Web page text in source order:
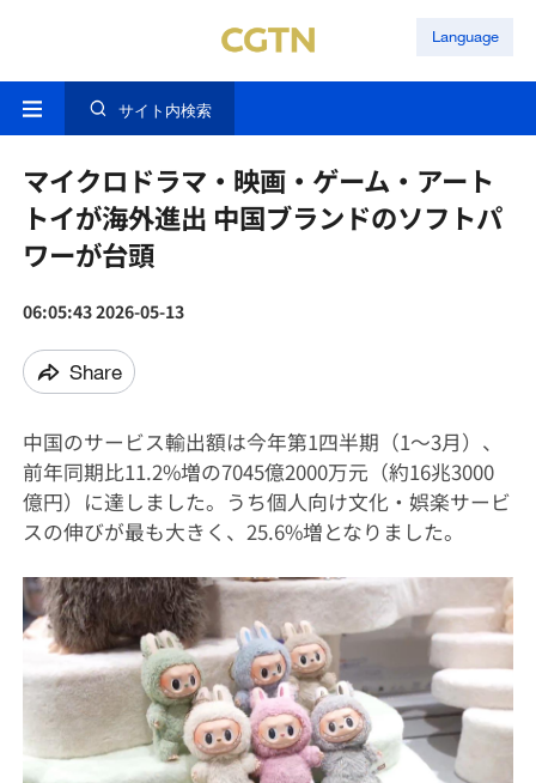
Language
サイト内検索
マイクロドラマ・映画・ゲーム・アート
トイが海外進出 中国ブランドのソフトパ
ワーが台頭
06:05:43 2026-05-13
Share
中国のサービス輸出額は今年第1四半期（1～3月）、
前年同期比11.2%増の7045億2000万元（約16兆3000
億円）に達しました。うち個人向け文化・娯楽サービ
スの伸びが最も大きく、25.6%増となりました。